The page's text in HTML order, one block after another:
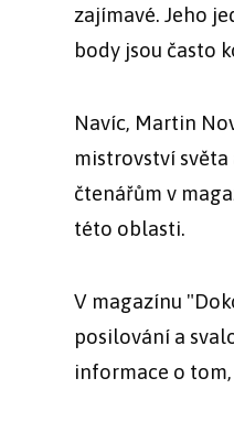
zajímavé. Jeho
body jsou často
Navíc, Martin
mistrovství
čtenářům v
této oblasti.
V magazínu
posilování a
informace o